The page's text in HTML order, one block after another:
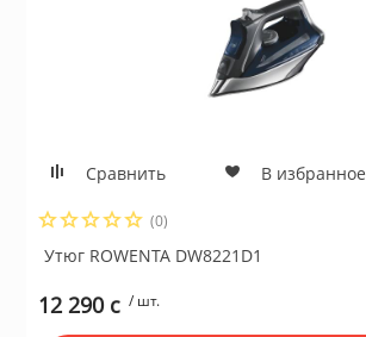
Сравнить В избранное
(0)
Утюг ROWENTA DW8221D1
12 290 c / шт.